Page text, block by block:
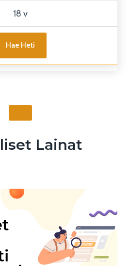
18 v
Hae Heti
Lainat